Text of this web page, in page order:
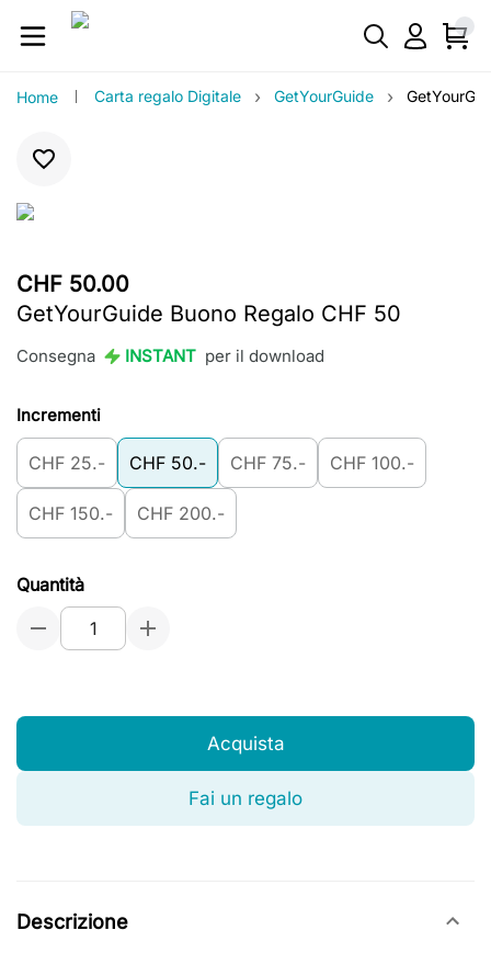
Home Carta regalo Digitale › GetYourGuide ›
CHF 50.00
GetYourGuide Buono Regalo CHF 50
Consegna INSTANT per il download
Incrementi
CHF 25.- CHF 50.- CHF 75.- CHF 100.-
CHF 150.- CHF 200.-
Quantità
Acquista
Fai un regalo
Descrizione